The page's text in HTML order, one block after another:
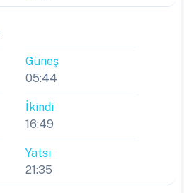
Güneş
05:44
İkindi
16:49
Yatsı
21:35